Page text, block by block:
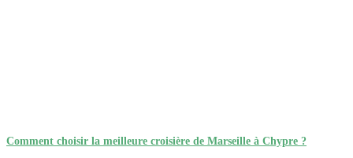
Comment choisir la meilleure croisière de Marseille à Chypre ?